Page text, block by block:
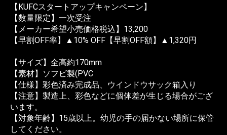
【KUFCスタートアップキャンペーン】
【数量限定】一次受注
【メーカー希望小売価格税込】13,200
【早割OFF率】▲10% OFF【早割OFF額】▲1,320円
【サイズ】全高約170mm
【素材】ソフビ製(PVC
【仕様】彩色済み完成品、ウインドウサック箱入り
【注意】製造上、彩色などに個体差が生じる場合がござ
います。
【対象年齢】15歳以上。幼児の手の届かない場所に保管
してください。